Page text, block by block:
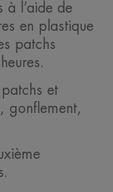
à l’aide de
en plastique
patchs
et
gonflement,